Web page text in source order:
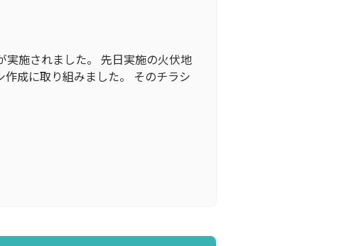
施されました。 先日実施の火伏地
成に取り組みました。 そのチラシ